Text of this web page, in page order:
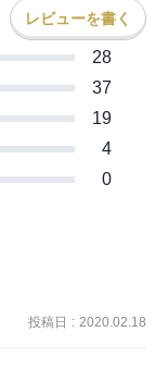
や睡眠のとり方、
、ぜひチャレンジ
はよくなる
真実
常識
慣 ５つの方法
レビューを書く
28
37
19
4
0
の四代目・堀江昭
の女性の相談を受
投稿日 : 2020.02.18